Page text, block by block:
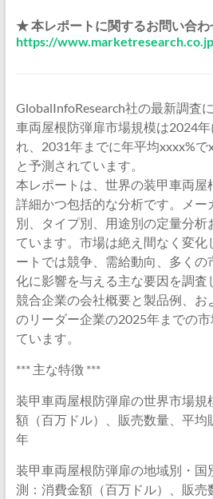
★ 本レポートに関するお問い合
https://
GlobalInfoResearch社の最新調査
車両屋根防弾扉市場規模は2024
れ、2031年までに年平均xxxx%
と予測されています。
本レポートは、世界の装甲車両屋
詳細かつ包括的な分析です。メー
別、タイプ別、用途別の定量分析
ています。市場は絶え間なく変化
ートでは競争、需給動向、多く
化に影響を与える主な要因を調査
競合企業の会社概要と製品例、お
のリーダー企業の2025年までの
ています。
*** 主な特徴 ***
装甲車両屋根防弾扉の世界市場規
額（百万ドル）、販売数量、平均
年
装甲車両屋根防弾扉の地域別・国
測：消費金額（百万ドル）、販売